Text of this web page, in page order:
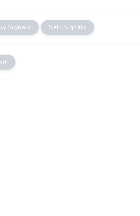
Signals Sell Signals